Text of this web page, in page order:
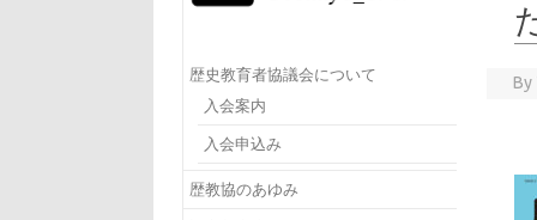
By
歴史教育者協議会について
入会案内
入会申込み
歴教協のあゆみ